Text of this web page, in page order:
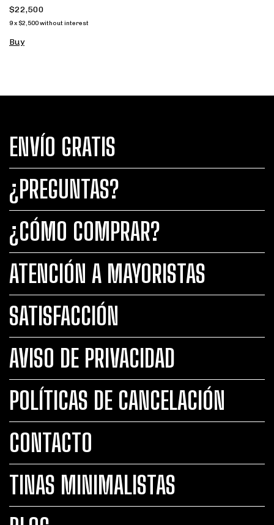
$22,500
9x $2,500without interest
Buy
ENVÍO GRATIS
¿PREGUNTAS?
¿CÓMO COMPRAR?
ATENCIÓN A MAYORISTAS
SATISFACCIÓN
AVISO DE PRIVACIDAD
POLÍTICAS DE CANCELACIÓN
CONTACTO
TINAS MINIMALISTAS